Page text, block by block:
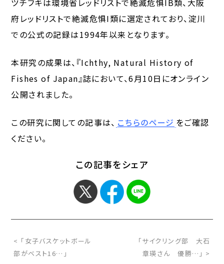
ツチフキは環境省レッドリストで絶滅危惧IB類、大阪
府レッドリストで絶滅危惧I類に選定されており、淀川
での公式の記録は1994年以来となります。
本研究の成果は、『Ichthy, Natural History of
Fishes of Japan』誌において、6月10日にオンライン
公開されました。
この研究に関しての記事は、 こちらのページ をご確認
ください。
この記事をシェア
< 「女子バスケットボール
部がベスト16…」
「サイクリング部 大石
章瑛さん 優勝…」 >